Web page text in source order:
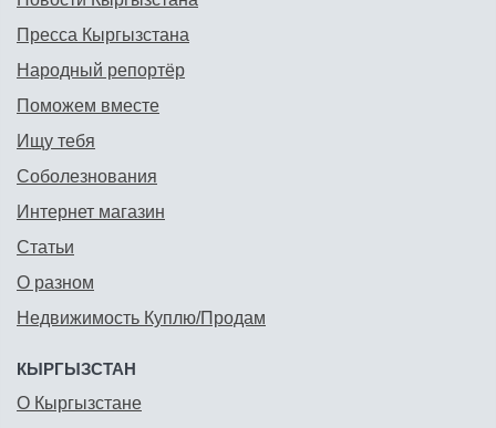
Пресса Кыргызстана
Народный репортёр
Поможем вместе
Ищу тебя
Соболезнования
Интернет магазин
Статьи
О разном
Недвижимость Куплю/Продам
КЫРГЫЗСТАН
О Кыргызстане